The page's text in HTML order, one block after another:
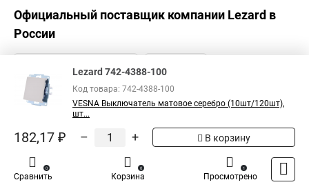
Официальный поставщик компании Lezard в
России
Lezard 742-4388-100
Код товара: 742-4388-100
VESNA Выключатель матовое серебро (10шт/120шт),
шт...
182,17 ₽ – + В корзину
Сравнить
0
Корзина
0
Просмотрено
1